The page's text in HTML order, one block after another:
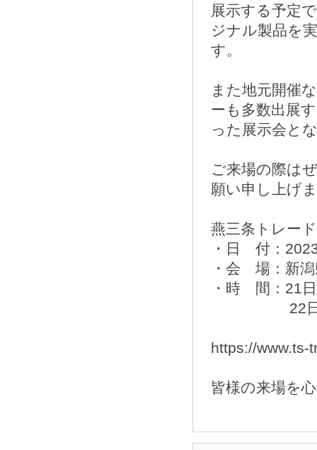
展示する予定
ジナル製品を
す。
また地元開催
ーも多数出展
った展示会と
ご来場の際は
願い申し上げ
燕三条トレー
・日 付：
・会 場：新
・時 間：21
22日 開
https://www.ts-
皆様の来場を